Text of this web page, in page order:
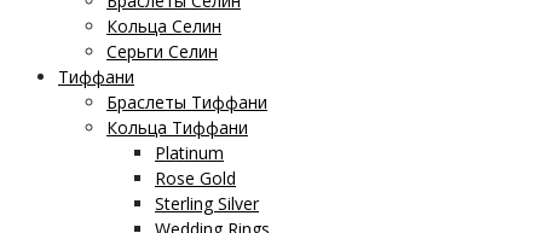
Кольца Селин
Серьги Селин
Тиффани
Браслеты Тиффани
Кольца Тиффани
Platinum
Rose Gold
Sterling Silver